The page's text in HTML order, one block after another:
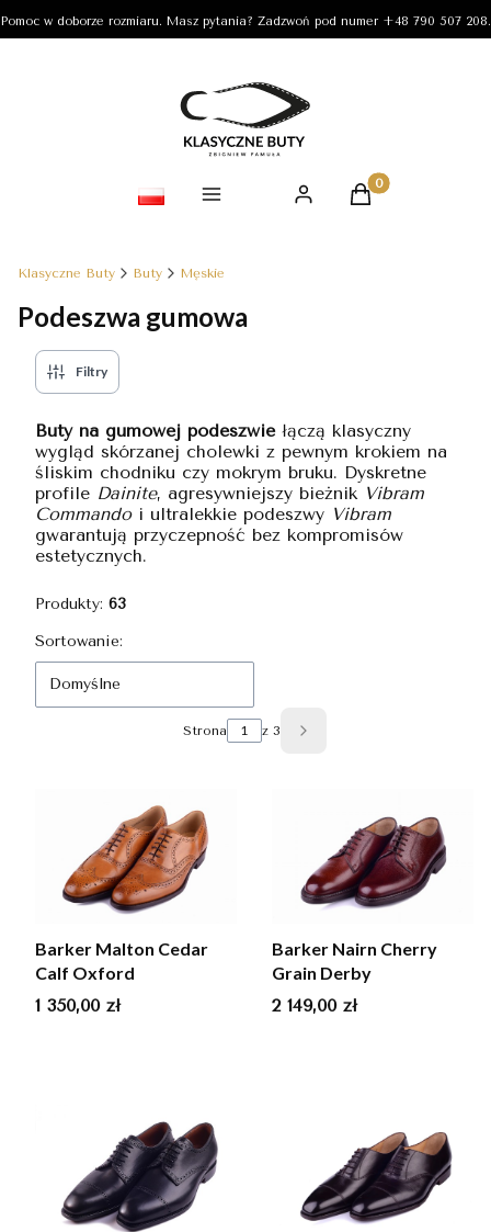
Pomoc w doborze rozmiaru. Masz pytania? Zadzwoń pod numer +48 790 507 208.
Produkty w
Klasyczne Buty Buty Męskie
Podeszwa gumowa
Filtry
Buty na gumowej podeszwiełączą klasyczny
wygląd skórzanej cholewki z pewnym krokiem na
śliskim chodniku czy mokrym bruku. Dyskretne
profile Dainite, agresywniejszy bieżnik Vibram
Commandoi ultralekkie podeszwy Vibram
gwarantują przyczepność bez kompromisów
estetycznych.
Produkty: 63
Lista produktów
Sortowanie:
Domyślne
Strona z 3 Następne produkty
Barker Malton Cedar
Calf Oxford
Cena
1 350,00 zł
Barker Nairn Cherry
Grain Derby
Cena
2 149,00 zł